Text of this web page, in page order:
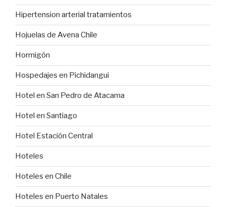
Hipertension arterial tratamientos
Hojuelas de Avena Chile
Hormigón
Hospedajes en Pichidangui
Hotel en San Pedro de Atacama
Hotel en Santiago
Hotel Estación Central
Hoteles
Hoteles en Chile
Hoteles en Puerto Natales